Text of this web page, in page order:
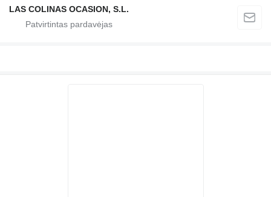
LAS COLINAS OCASION, S.L.